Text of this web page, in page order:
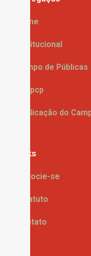
Home
Institucional
Campo de Públicas
Enepcp
Publicação do
Links
Associe-se
Estatuto
Contato